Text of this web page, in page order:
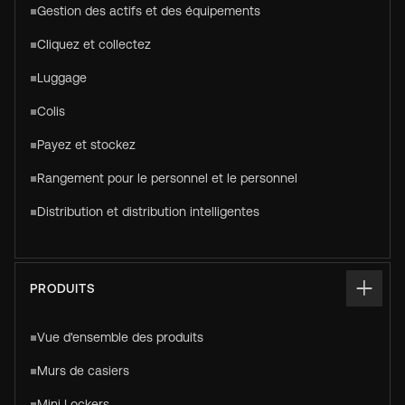
Gestion des actifs et des équipements
Cliquez et collectez
Luggage
Colis
Payez et stockez
Rangement pour le personnel et le personnel
Distribution et distribution intelligentes
PRODUITS
Vue d'ensemble des produits
Murs de casiers